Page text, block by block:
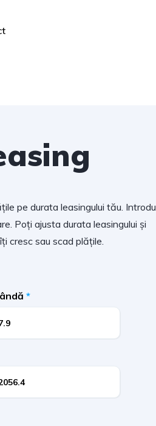
pe durata leasingului tău. Introdu
Poți ajusta durata leasingului și
cresc sau scad plățile.
*